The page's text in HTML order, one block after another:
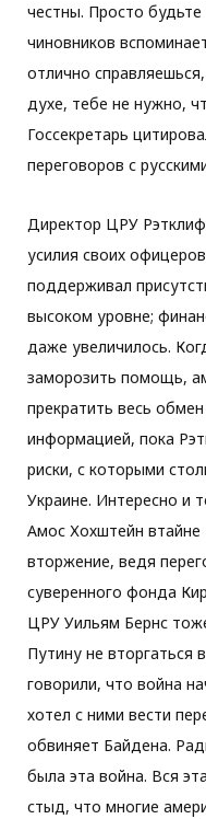
честны. Просто
чиновников
отлично
духе, тебе не нужно,
Госсекретарь
переговоров с
Директор ЦРУ
усилия своих
поддерживал
высоком уровне;
даже увеличилось.
заморозить помощь,
прекратить весь
информацией, пока
риски, с которыми
Украине. Интересно и
Амос Хохштейн втайне
вторжение, ведя
суверенного фонда
ЦРУ Уильям Бернс
Путину не вторгаться
говорили, что война
хотел с ними вести
обвиняет Байдена.
была эта война. Вся
стыд, что многие